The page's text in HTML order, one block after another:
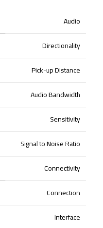
Audio
Directionality
Pick-up Distance
Audio Bandwidth
Sensitivity
Signal to Noise Ratio
Connectivity
Connection
Interface